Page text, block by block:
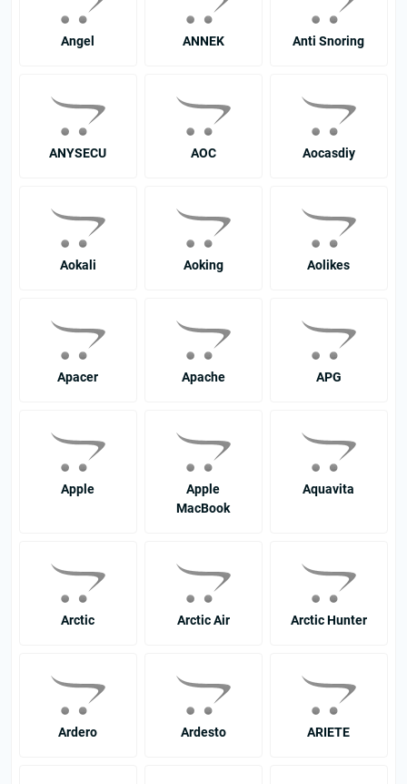
Angel ANNEK Anti Snoring
ANYSECU AOC Aocasdiy
Aokali Aoking Aolikes
Apacer Apache APG
Apple
Apple
MacBook
Aquavita
Arctic Arctic Air Arctic Hunter
Ardero Ardesto ARIETE